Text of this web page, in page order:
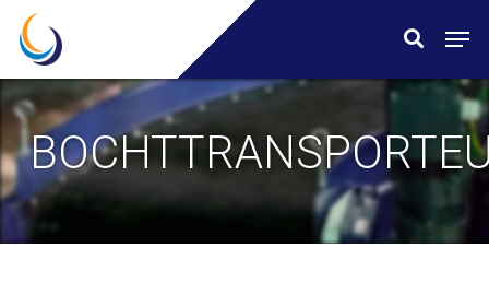
Skip
main
content
search